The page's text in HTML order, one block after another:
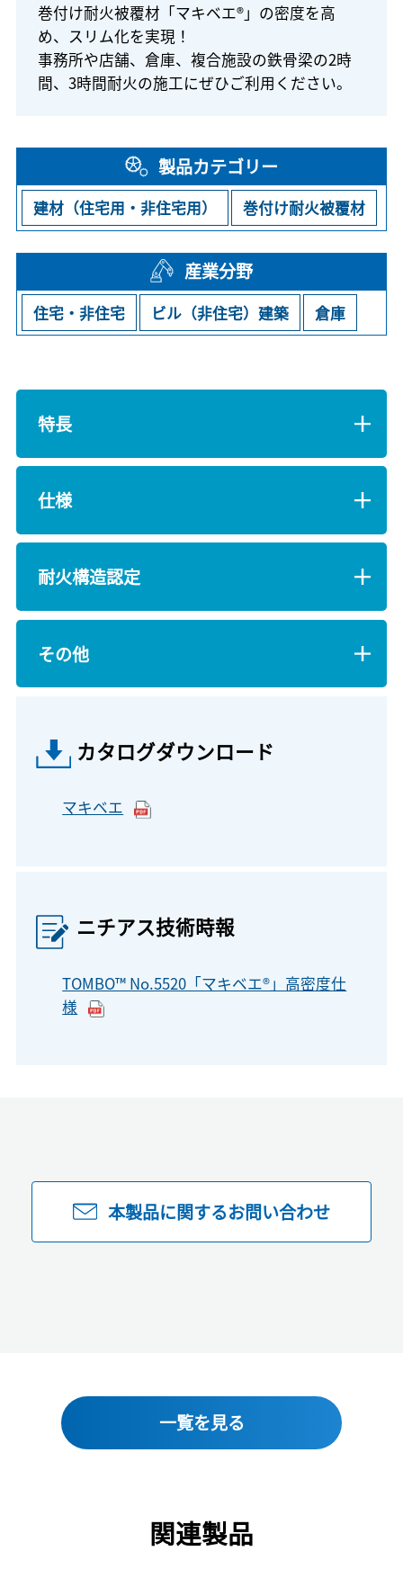
巻付け耐火被覆材「マキベエ®」の密度を高
め、スリム化を実現！
事務所や店舗、倉庫、複合施設の鉄骨梁の2時
間、3時間耐火の施工にぜひご利用ください。
製品カテゴリー
建材（住宅用・非住宅用） 巻付け耐火被覆材
産業分野
住宅・非住宅 ビル（非住宅）建築 倉庫
特長
仕様
耐火構造認定
その他
カタログダウンロード
マキベエ
ニチアス技術時報
TOMBO™ No.5520「マキベエ®」高密度仕
様
本製品に関するお問い合わせ
一覧を見る
関連製品